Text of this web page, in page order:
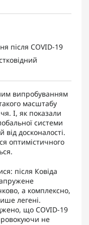
після COVID-19
випробуванням
масштабу
І, як показали
системи
досконалості.
оптимістичного
після Ковіда
а комплексно,
легені.
що COVID-19
не